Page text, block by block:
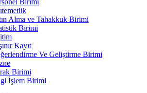
Alma ve Tahakkuk Birimi
Birimi
Kayıt
Ve Geliştirme Birimi
Birimi
İşlem Birimi